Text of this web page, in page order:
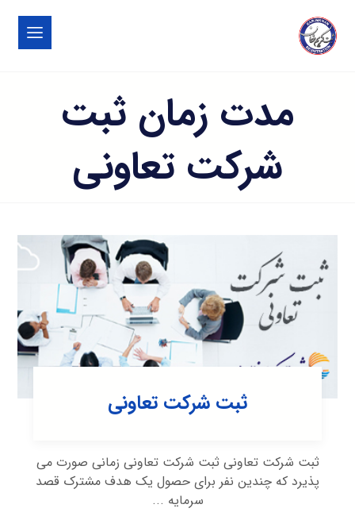
مدت زمان ثبت
شرکت تعاونی
ثبت شرکت تعاونی
ثبت شرکت تعاونی ثبت شرکت تعاونی زمانی صورت می
پذیرد که چندین نفر برای حصول یک هدف مشترک قصد
سرمایه ...